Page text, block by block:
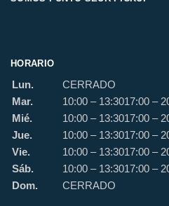
HORARIO
Lun.
CERRADO
Mar.
10:00 – 13:3017:00 –
Mié.
10:00 – 13:3017:00 –
Jue.
10:00 – 13:3017:00 –
Vie.
10:00 – 13:3017:00 –
Sáb.
10:00 – 13:3017:00 –
Dom.
CERRADO